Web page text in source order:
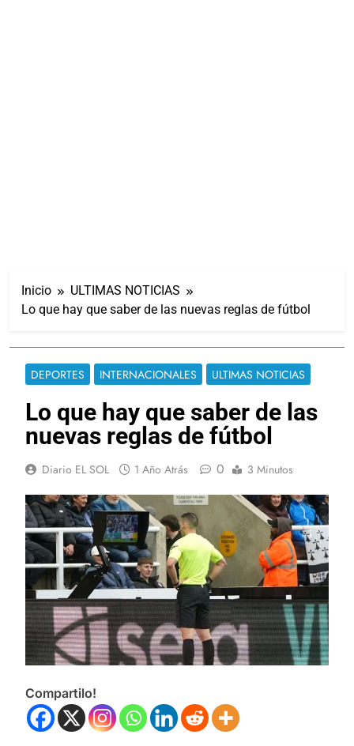
Inicio
ULTIMAS NOTICIAS
Lo que hay que saber de las nuevas reglas de fútbol
DEPORTES INTERNACIONALES ULTIMAS NOTICIAS
Lo que hay que saber de las
nuevas reglas de fútbol
Diario EL SOL 1 Año Atrás 0 3 Minutos
Compartilo!